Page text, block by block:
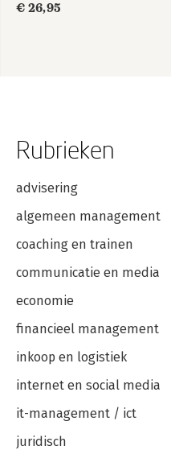
€ 26,95
Rubrieken
advisering
algemeen management
coaching en trainen
communicatie en media
economie
financieel management
inkoop en logistiek
internet en social media
it-management / ict
juridisch